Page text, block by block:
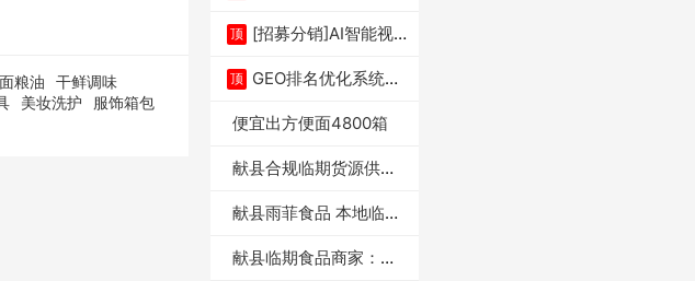
粮油
干鲜调味
美妆洗护
服饰箱包
顶 [招募分销]AI智能视
顶 GEO排名优化系统+A
便宜出方便面4800箱
献县合规临期货源供货
献县雨菲食品 本地临期
献县临期食品商家：献